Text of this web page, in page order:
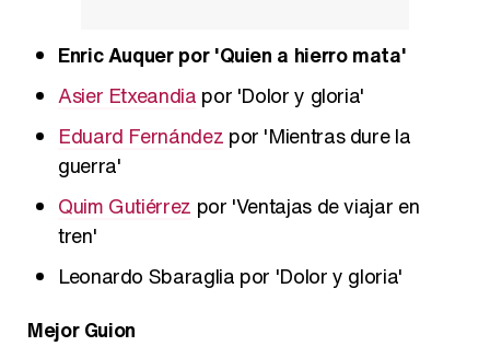
Enric Auquer por 'Quien a hierro mata'
Asier Etxeandia por 'Dolor y gloria'
Eduard Fernández por 'Mientras dure la
guerra'
Quim Gutiérrez por 'Ventajas de viajar en
tren'
Leonardo Sbaraglia por 'Dolor y gloria'
Mejor Guion